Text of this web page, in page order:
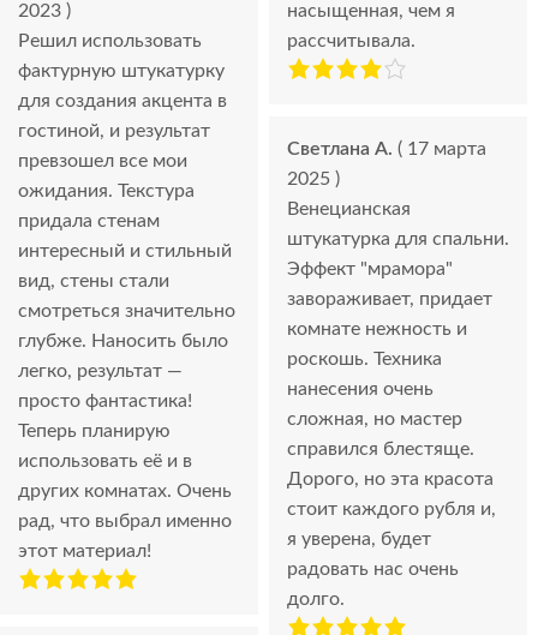
2023 )
Решил использовать
фактурную штукатурку
для создания акцента в
гостиной, и результат
превзошел все мои
ожидания. Текстура
придала стенам
интересный и стильный
вид, стены стали
смотреться значительно
глубже. Наносить было
легко, результат —
просто фантастика!
Теперь планирую
использовать её и в
других комнатах. Очень
рад, что выбрал именно
этот материал!
насыщенная, чем я
рассчитывала.
Светлана А. ( 17 марта
2025 )
Венецианская
штукатурка для спальни.
Эффект "мрамора"
завораживает, придает
комнате нежность и
роскошь. Техника
нанесения очень
сложная, но мастер
справился блестяще.
Дорого, но эта красота
стоит каждого рубля и,
я уверена, будет
радовать нас очень
долго.